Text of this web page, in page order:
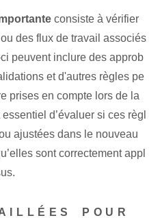
consiste à vérifier
des flux de travail associés
peuvent inclure des approb
et d'autres ⁢règles‍ pe
prises en compte lors de la
d’évaluer si ces règl
ajustées dans le nouveau⁢
sont correctement appl
POUR